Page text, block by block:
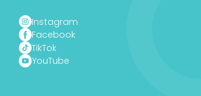
Instagram
Facebook
TikTok
YouTube